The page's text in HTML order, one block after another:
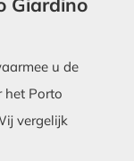
Giardino
u de
het Porto
vergelijk